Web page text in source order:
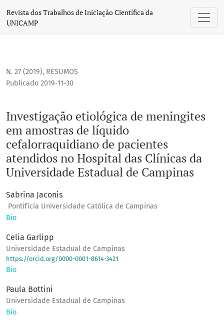
Investigação etiológica de meningites em amostras de
Revista dos Trabalhos de Iniciação Científica da
UNICAMP
N. 27 (2019), RESUMOS
Investigação etiológica de meningites
em amostras de líquido
cefalorraquidiano de pacientes
atendidos no Hospital das Clínicas da
Universidade Estadual de Campinas
Publicado 2019-11-30
Sabrina Jaconis
Pontifícia Universidade Católica de Campinas
Bio
Celia Garlipp
Universidade Estadual de Campinas
https://orcid.org/0000-0001-8614-3421
Bio
Paula Bottini
Universidade Estadual de Campinas
Bio